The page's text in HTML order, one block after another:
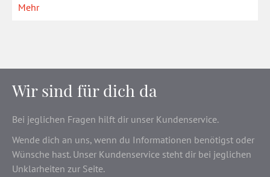
Mehr
Wir sind für dich da
Bei jeglichen Fragen hilft dir unser Kundenservice.
Wende dich an uns, wenn du Informationen benötigst oder
Wünsche hast. Unser Kundenservice steht dir bei jeglichen
Unklarheiten zur Seite.